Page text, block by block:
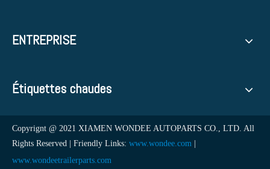
ENTREPRISE
Étiquettes chaudes
Copyrignt @ 2021 XIAMEN WONDEE AUTOPARTS CO., LTD. All
Rights Reserved | Friendly Links: www.wondee.com
www.wondeetrailerparts.com